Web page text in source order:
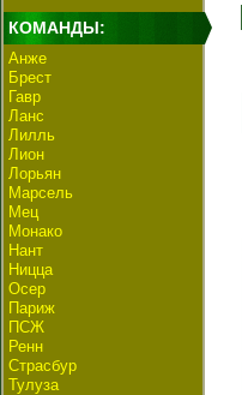
КОМАНДЫ:
Анже
Брест
Гавр
Ланс
Лилль
Лион
Лорьян
Марсель
Мец
Монако
Нант
Ницца
Осер
Париж
ПСЖ
Ренн
Страсбур
Тулуза